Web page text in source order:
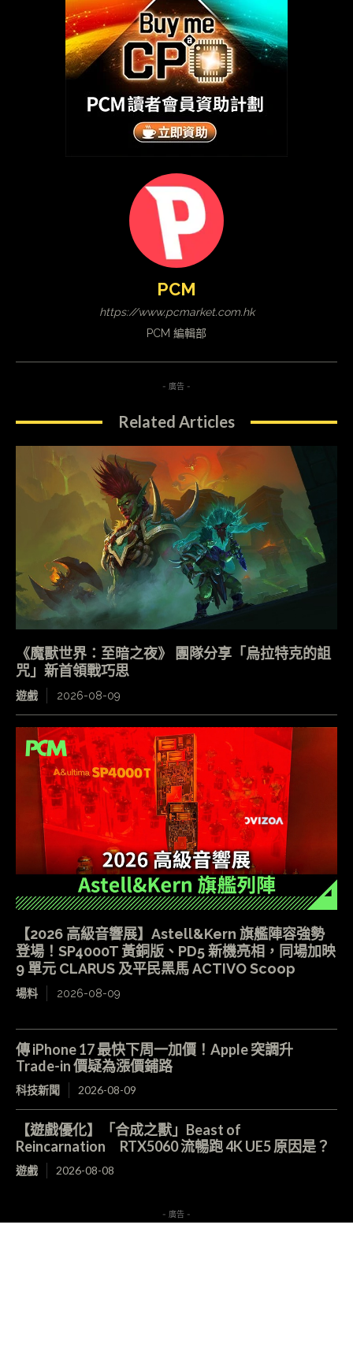
PCM
https://www.pcmarket.com.hk
PCM 編輯部
- 廣告 -
Related Articles
《魔獸世界：至暗之夜》 團隊分享「烏拉特克的詛
咒」新首領戰巧思
遊戲 2026-08-09
【2026 高級音響展】Astell&Kern 旗艦陣容強勢
登場！SP4000T 黃銅版、PD5 新機亮相，同場加映
9 單元 CLARUS 及平民黑馬 ACTIVO Scoop
場料 2026-08-09
傳 iPhone 17 最快下周一加價！Apple 突調升
Trade-in 價疑為漲價鋪路
科技新聞 2026-08-09
【遊戲優化】「合成之獸」Beast of
Reincarnation RTX5060 流暢跑 4K UE5 原因是？
遊戲 2026-08-08
- 廣告 -